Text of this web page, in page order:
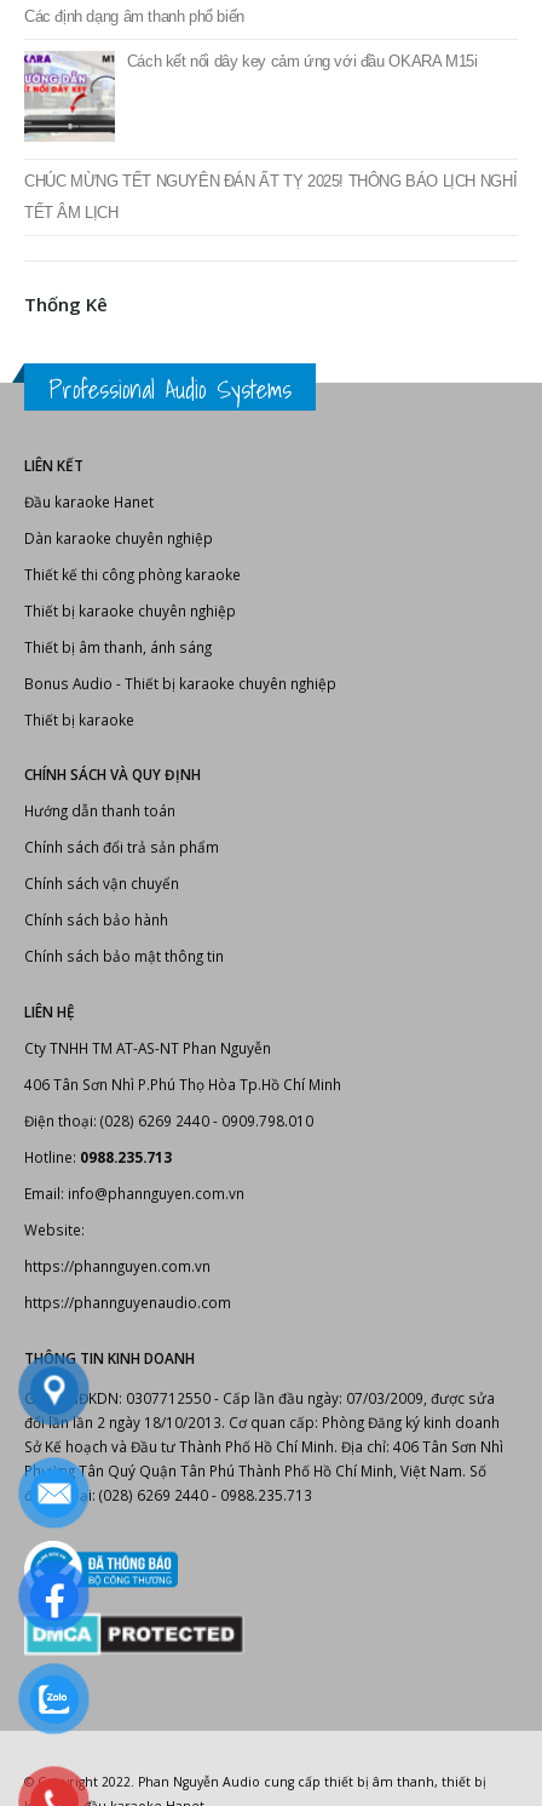
Các định dạng âm thanh phổ biến
Cách kết nối dây key cảm ứng với đầu OKARA M15i
CHÚC MỪNG TẾT NGUYÊN ĐÁN ẤT TỴ 2025! THÔNG BÁO LỊCH NGHỈ
TẾT ÂM LỊCH
Thống Kê
Professional Audio Systems
LIÊN KẾT
Đầu karaoke Hanet
Dàn karaoke chuyên nghiệp
Thiết kế thi công phòng karaoke
Thiết bị karaoke chuyên nghiệp
Thiết bị âm thanh, ánh sáng
Bonus Audio -Thiết bị karaoke chuyên nghiệp
Thiết bị karaoke
CHÍNH SÁCH VÀ QUY ĐỊNH
Hướng dẫn thanh toán
Chính sách đổi trả sản phẩm
Chính sách vận chuyển
Chính sách bảo hành
Chính sách bảo mật thông tin
LIÊN HỆ
Cty TNHH TM AT-AS-NT Phan Nguyễn
406 Tân Sơn Nhì P.Phú Thọ Hòa Tp.Hồ Chí Minh
Điện thoại: (028) 6269 2440 - 0909.798.010
Hotline: 0988.235.713
Email: info@phannguyen.com.vn
Website:
https://phannguyen.com.vn
https://phannguyenaudio.com
THÔNG TIN KINH DOANH
Giấy CNĐKDN: 0307712550 - Cấp lần đầu ngày: 07/03/2009, được sửa
đổi lần lần 2 ngày 18/10/2013. Cơ quan cấp: Phòng Đăng ký kinh doanh
Sở Kế hoạch và Đầu tư Thành Phố Hồ Chí Minh. Địa chỉ: 406 Tân Sơn Nhì
Phường Tân Quý Quận Tân Phú Thành Phố Hồ Chí Minh, Việt Nam. Số
điện thoại: (028) 6269 2440 - 0988.235.713
© Copyright 2022. Phan Nguyễn Audio cung cấp thiết bị âm thanh, thiết bị